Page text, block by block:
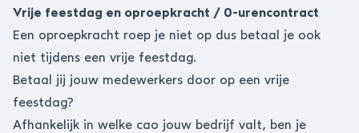
Vrije feestdag en oproepkracht / 0-urencontract
Een oproepkracht roep je niet op dus betaal je ook
niet tijdens een vrije feestdag.
Betaal jij jouw medewerkers door op een vrije
feestdag?
Afhankelijk in welke cao jouw bedrijf valt, ben je